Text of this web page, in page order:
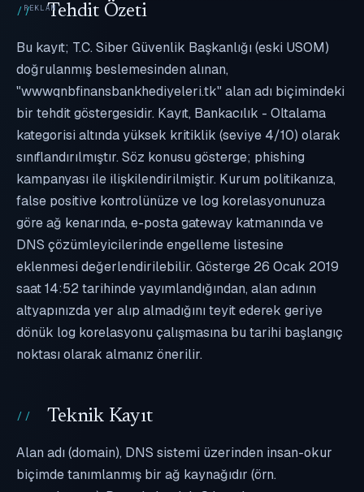
Tehdit Özeti
Bu kayıt; T.C. Siber Güvenlik Başkanlığı (eski USOM)
doğrulanmış beslemesinden alınan,
"wwwqnbfinansbankhediyeleri.tk" alan adı biçimindeki
bir tehdit göstergesidir. Kayıt, Bankacılık - Oltalama
kategorisi altında yüksek kritiklik (seviye 4/10) olarak
sınıflandırılmıştır. Söz konusu gösterge; phishing
kampanyası ile ilişkilendirilmiştir. Kurum politikanıza,
false positive kontrolünüze ve log korelasyonunuza
göre ağ kenarında, e-posta gateway katmanında ve
DNS çözümleyicilerinde engelleme listesine
eklenmesi değerlendirilebilir. Gösterge 26 Ocak 2019
saat 14:52 tarihinde yayımlandığından, alan adının
altyapınızda yer alıp almadığını teyit ederek geriye
dönük log korelasyonu çalışmasına bu tarihi başlangıç
noktası olarak almanız önerilir.
Teknik Kayıt
Alan adı (domain), DNS sistemi üzerinden insan-okur
biçimde tanımlanmış bir ağ kaynağıdır (örn.